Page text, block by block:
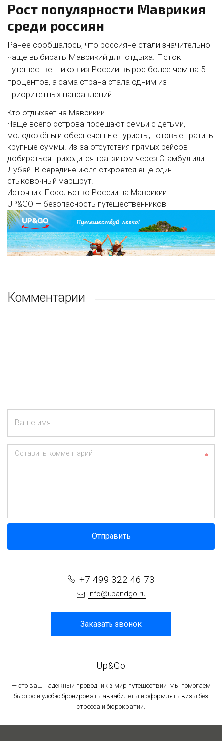
Рост популярности Маврикия
среди россиян
Ранее сообщалось, что россияне стали значительно
чаще выбирать Маврикий для отдыха. Поток
путешественников из России вырос более чем на 5
процентов, а сама страна стала одним из
приоритетных направлений.
Кто отдыхает на Маврикии
Чаще всего острова посещают семьи с детьми,
молодожёны и обеспеченные туристы, готовые тратить
крупные суммы. Из-за отсутствия прямых рейсов
добираться приходится транзитом через Стамбул или
Дубай. В середине июля откроется ещё один
стыковочный маршрут.
Источник: Посольство России на Маврикии
UP&GO — безопасность путешественников
Комментарии
Ваше имя
Оставить комментарий
Отправить
+7 499 322-46-73
info@upandgo.ru
Заказать звонок
Up&Go
— это ваш надёжный проводник в мир путешествий. Мы помогаем
быстро и удобно бронировать авиабилеты и оформлять визы без
стресса и бюрократии.